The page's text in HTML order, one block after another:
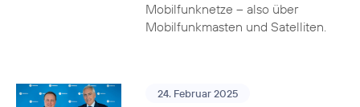
Mobilfunknetze – also über
Mobilfunkmasten und Satelliten.
24. Februar 2025